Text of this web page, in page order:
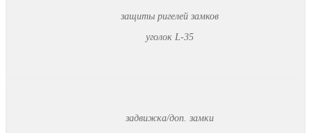
защиты ригелей замков
уголок L-35
задвижка/доп. замки